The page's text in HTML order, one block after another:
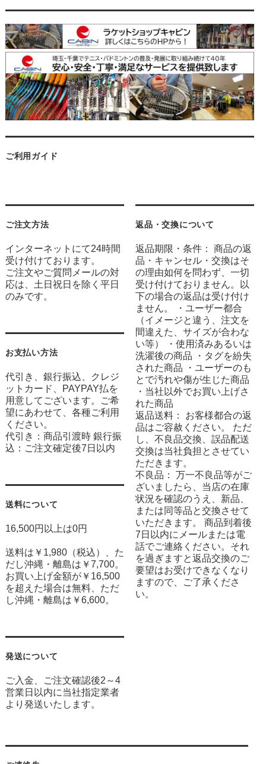
ご利用ガイド
ご注文方法
インターネットにて24時間
受け付けております。
ご注文やご質問メールの対
応は、土日祝日を除く平日
のみです。
お支払い方法
代引き、銀行振込、クレジ
ットカード、PAYPAY払を
用意してございます。ご希
望にあわせて、各種ご利用
ください。
代引き：商品引渡時 銀行振
込：ご注文確定後7日以内
送料について
16,500円以上は0円
送料は￥1,980（税込）、た
だし沖縄・離島は￥7,700。
お買い上げ金額が￥16,500
を超えた場合は無料、ただ
し沖縄・離島は￥6,600。
発送について
ご入金、ご注文確認後2～4
営業日以内に当社指定業者
より発送いたします。
返品・交換について
返品期限・条件： 商品の返
品・キャンセル・交換はそ
の理由如何を問わず、一切
受け付けておりません。以
下の場合の返品は受け付け
ません。 ・ユーザー都合
（イメージと違う、注文を
間違えた、サイズが合わな
い等） ・使用済みあるいは
洗濯後の商品 ・タグを紛失
された商品 ・ユーザーのも
とで汚れや傷が生じた商品
・当社以外でお買い上げさ
れた商品
返品送料： お客様都合の返
品はご容赦ください。 ただ
し、不良品交換、誤品配送
交換は当社負担とさせてい
ただきます。
不良品： 万一不良品等がご
ざいましたら、当店の在庫
状況を確認のうえ、新品、
または同等品と交換させて
いただきます。 商品到着後
7日以内にメールまたは電
話でご連絡ください。それ
を過ぎますと返品交換のご
要望はお受けできなくなり
ますので、ご了承くださ
い。